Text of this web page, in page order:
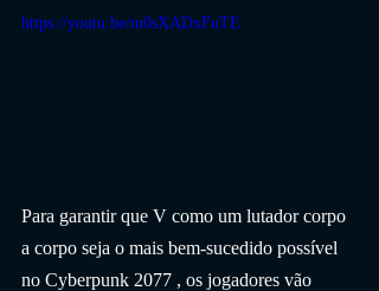
https://youtu.be/m0sXADxFuTE
Para garantir que V como um lutador corpo
a corpo seja o mais bem-sucedido possível
no Cyberpunk 2077 , os jogadores vão